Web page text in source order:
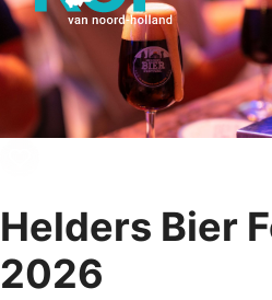
Helders Bier
2026